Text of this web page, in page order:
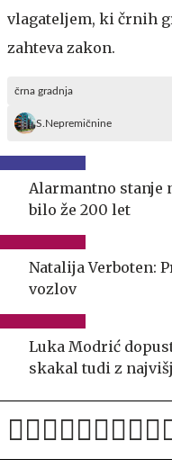
vlagateljem, ki črnih
zahteva zakon.
črna gradnja
S.Nepremičnine
Alarmantno stanje
bilo že 200 let
Natalija Verboten:
vozlov
Luka Modrić
skakal tudi z